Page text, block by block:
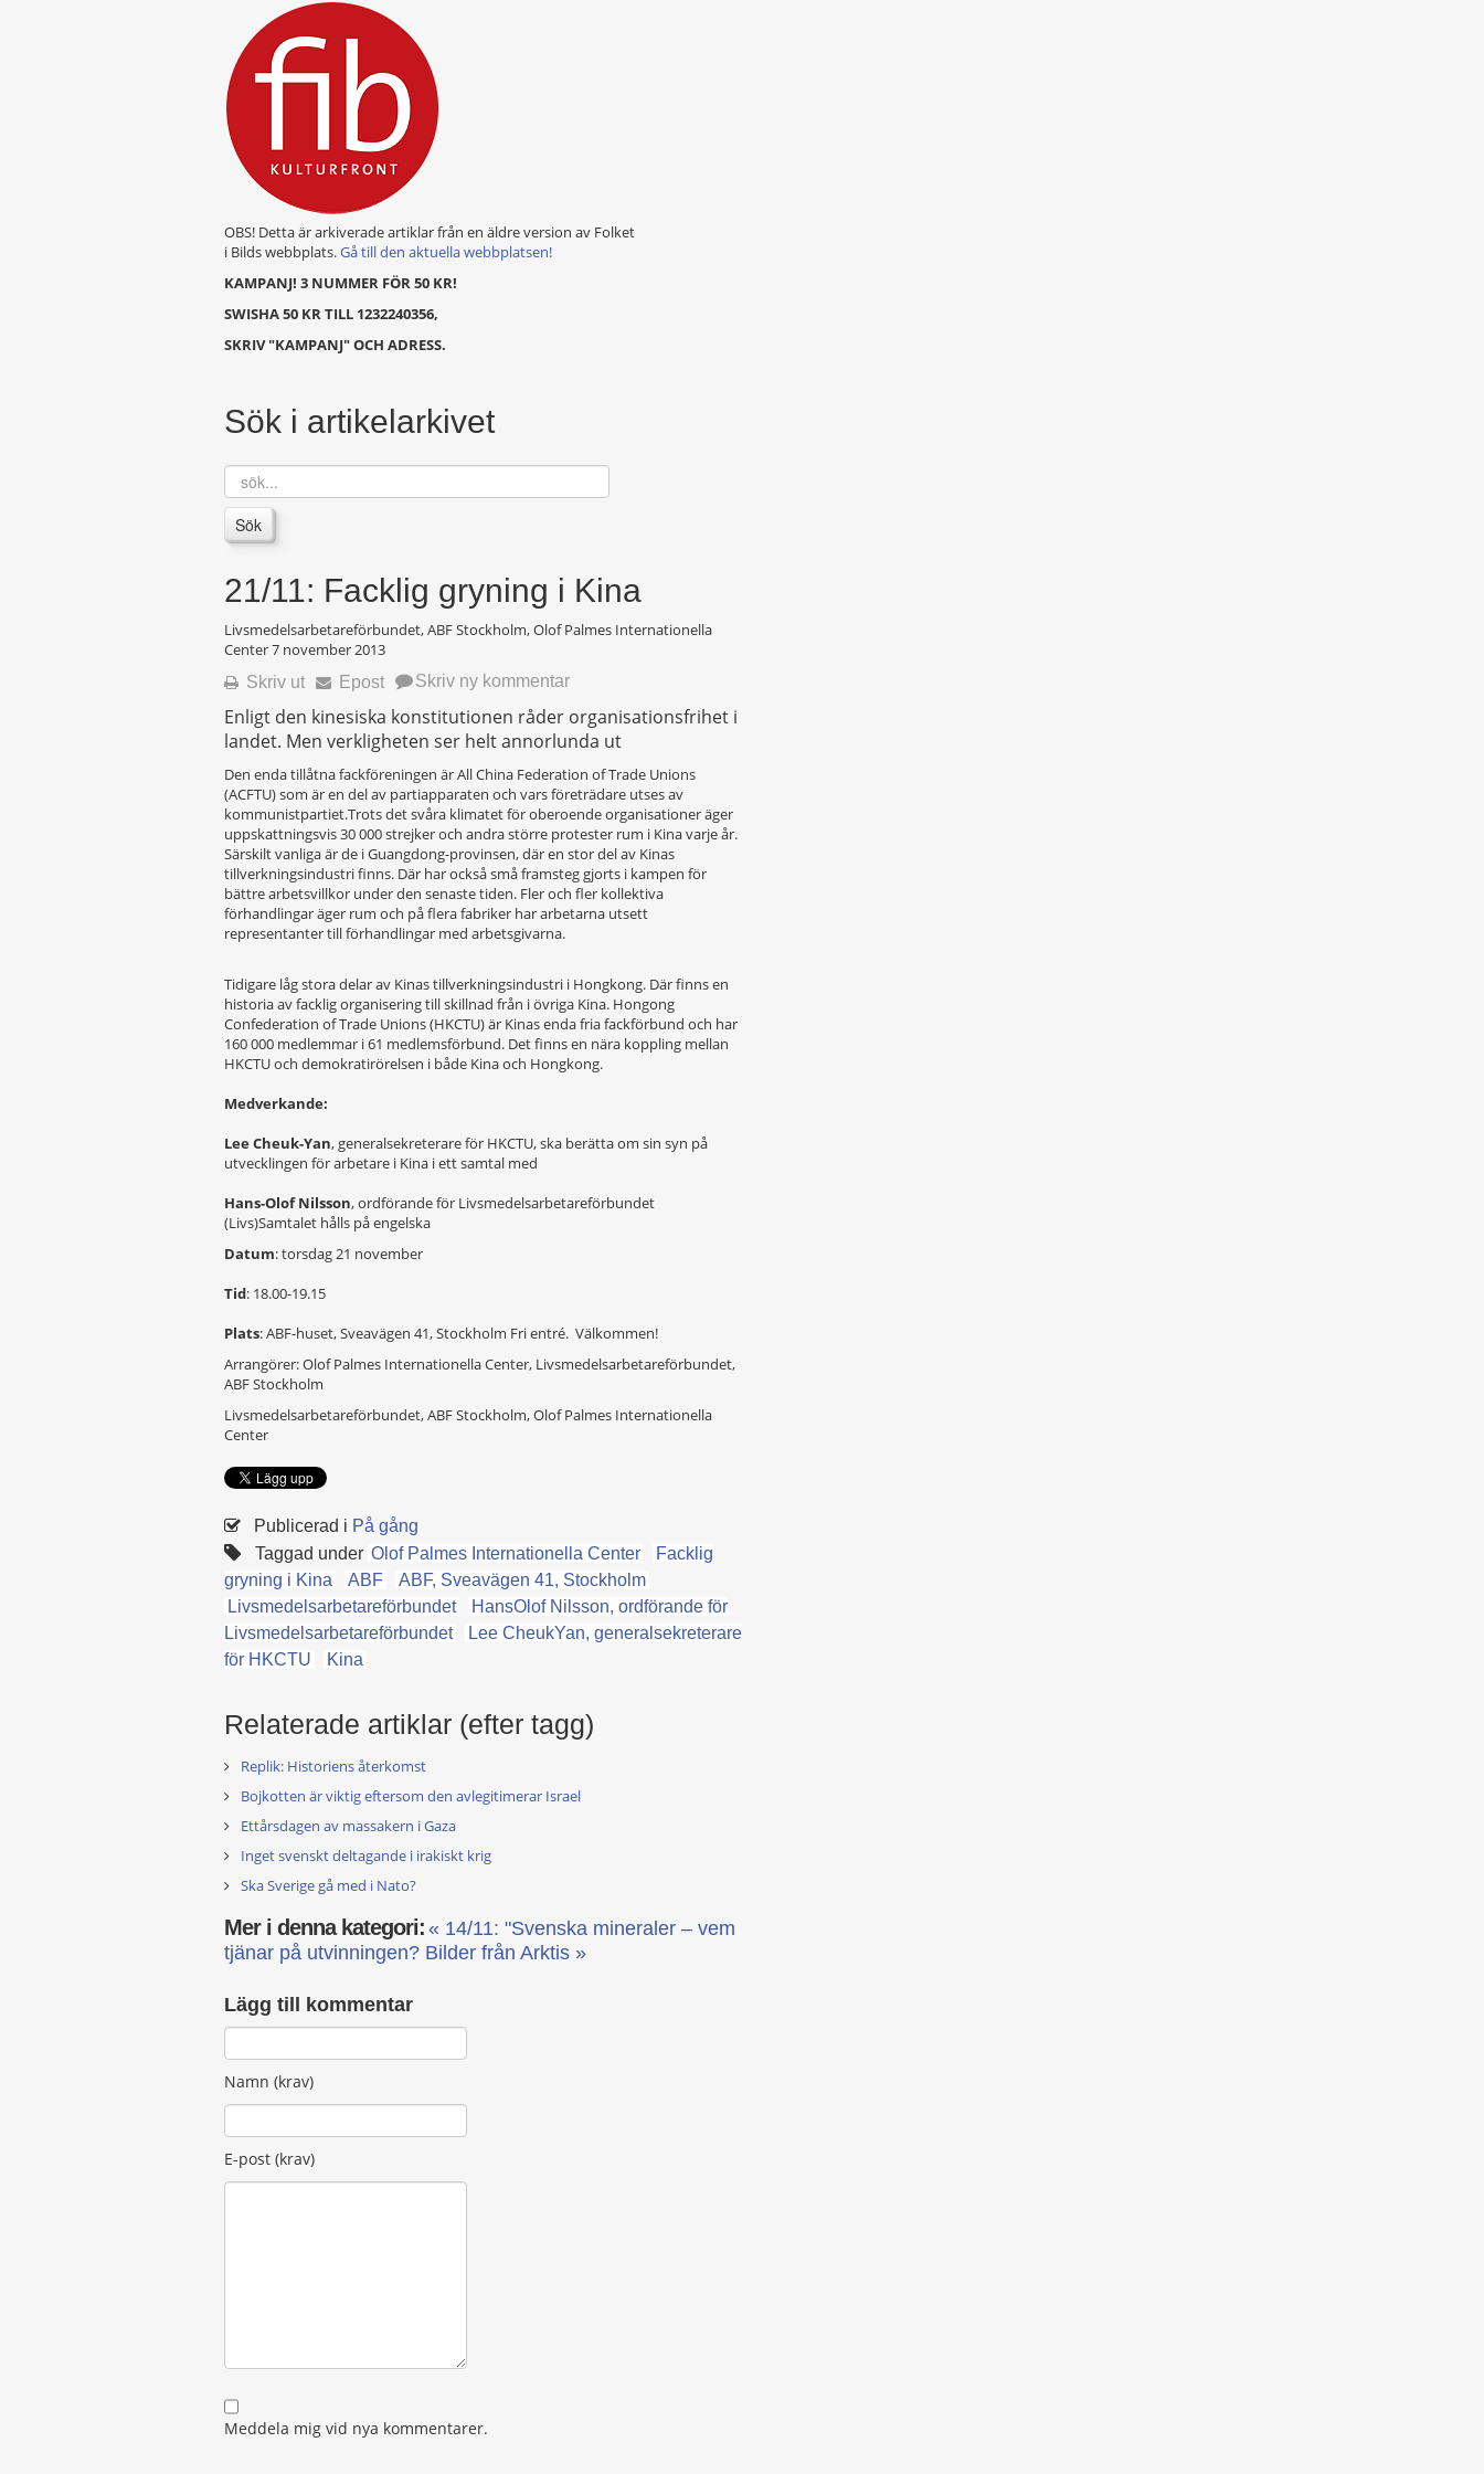
OBS! Detta är arkiverade artiklar från en äldre version av Folket
i Bilds webbplats.Gå till den aktuella webbplatsen!
KAMPANJ! 3 NUMMER FÖR 50 KR!
SWISHA 50 KR TILL 1232240356,
SKRIV "KAMPANJ" OCH ADRESS.
Sök i artikelarkivet
sök...
Sök
21/11: Facklig gryning i Kina
Livsmedelsarbetareförbundet, ABF Stockholm, Olof Palmes Internationella
Center7 november 2013
Skriv ut Epost Skriv ny kommentar
Enligt den kinesiska konstitutionen råder organisationsfrihet i
landet. Men verkligheten ser helt annorlunda ut
Den enda tillåtna fackföreningen är All China Federation of Trade Unions
(ACFTU) som är en del av partiapparaten och vars företrädare utses av
kommunistpartiet.Trots det svåra klimatet för oberoende organisationer äger
uppskattningsvis 30 000 strejker och andra större protester rum i Kina varje år.
Särskilt vanliga är de i Guangdong-provinsen, där en stor del av Kinas
tillverkningsindustri finns. Där har också små framsteg gjorts i kampen för
bättre arbetsvillkor under den senaste tiden. Fler och fler kollektiva
förhandlingar äger rum och på flera fabriker har arbetarna utsett
representanter till förhandlingar med arbetsgivarna.
Tidigare låg stora delar av Kinas tillverkningsindustri i Hongkong. Där finns en
historia av facklig organisering till skillnad från i övriga Kina. Hongong
Confederation of Trade Unions (HKCTU) är Kinas enda fria fackförbund och har
160 000 medlemmar i 61 medlemsförbund. Det finns en nära koppling mellan
HKCTU och demokratirörelsen i både Kina och Hongkong.
Medverkande:
Lee Cheuk-Yan, generalsekreterare för HKCTU, ska berätta om sin syn på
utvecklingen för arbetare i Kina i ett samtal med
Hans-Olof Nilsson, ordförande för Livsmedelsarbetareförbundet
(Livs)Samtalet hålls på engelska
Datum: torsdag 21 november
Tid: 18.00-19.15
Plats: ABF-huset, Sveavägen 41, Stockholm Fri entré. Välkommen!
Arrangörer: Olof Palmes Internationella Center, Livsmedelsarbetareförbundet,
ABF Stockholm
Livsmedelsarbetareförbundet, ABF Stockholm, Olof Palmes Internationella
Center
Publicerad i På gång
Taggad under Olof Palmes Internationella Center
Facklig
gryning i Kina
ABF
ABF, Sveavägen 41, Stockholm
Livsmedelsarbetareförbundet
HansOlof Nilsson, ordförande för
Livsmedelsarbetareförbundet
Lee CheukYan, generalsekreterare
för HKCTU
Kina
Relaterade artiklar (efter tagg)
Replik: Historiens återkomst
Bojkotten är viktig eftersom den avlegitimerar Israel
Ettårsdagen av massakern i Gaza
Inget svenskt deltagande i irakiskt krig
Ska Sverige gå med i Nato?
Mer i denna kategori: « 14/11: "Svenska mineraler – vem
tjänar på utvinningen? Bilder från Arktis »
Lägg till kommentar
Namn (krav)
E-post (krav)
Meddela mig vid nya kommentarer.